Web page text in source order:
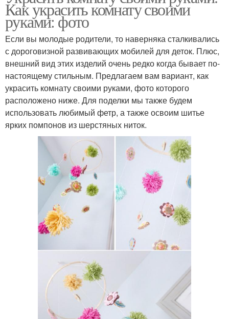
Как украсить комнату своими
руками: фото
Если вы молодые родители, то наверняка сталкивались
с дороговизной развивающих мобилей для деток. Плюс,
внешний вид этих изделий очень редко когда бывает по-
настоящему стильным. Предлагаем вам вариант, как
украсить комнату своими руками, фото которого
расположено ниже. Для поделки мы также будем
использовать любимый фетр, а также освоим шитье
ярких помпонов из шерстяных ниток.